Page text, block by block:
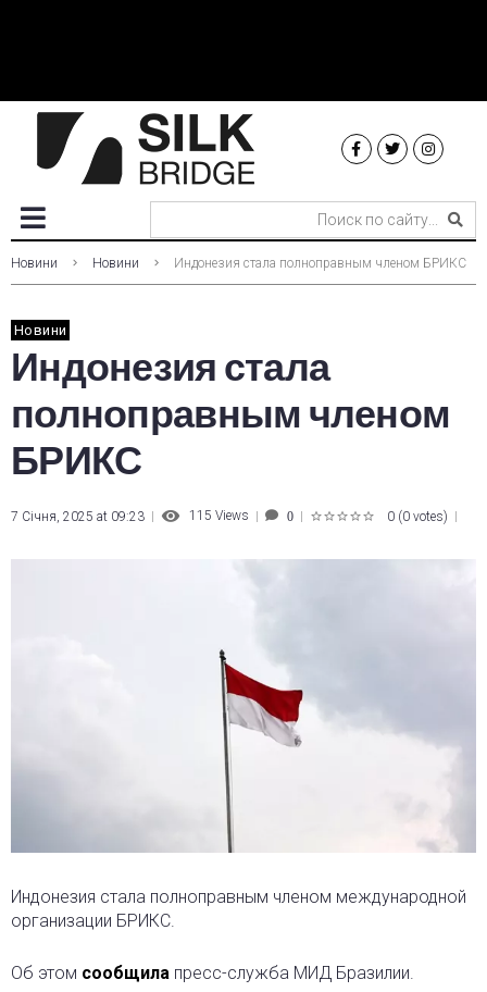
Новини Новини Индонезия стала полноправным членом БРИКС
Новини
Индонезия стала
полноправным членом
БРИКС
7 Січня, 2025 at 09:23 115 Views 0 0 (0 votes)
Индонезия стала полноправным членом международной
организации БРИКС.
Об этом сообщила пресс-служба МИД Бразилии.